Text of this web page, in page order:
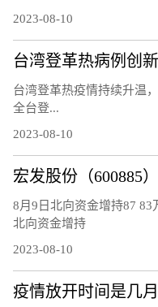
2023-08-10
台湾登革热病例创
台湾登革热疫情持续升温
全台登...
2023-08-10
8月9日北向资金增持87
北向资金增持
2023-08-10